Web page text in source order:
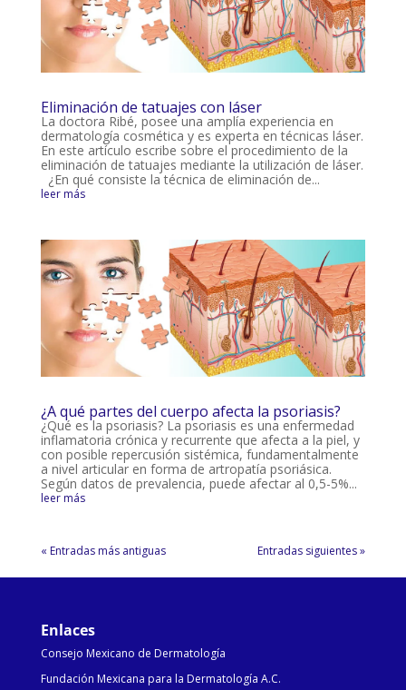
Eliminación de tatuajes con láser
La doctora Ribé, posee una amplía experiencia en
dermatología cosmética y es experta en técnicas láser.
En este artículo escribe sobre el procedimiento de la
eliminación de tatuajes mediante la utilización de láser.
¿En qué consiste la técnica de eliminación de...
leer más
¿A qué partes del cuerpo afecta la psoriasis?
¿Qué es la psoriasis? La psoriasis es una enfermedad
inflamatoria crónica y recurrente que afecta a la piel, y
con posible repercusión sistémica, fundamentalmente
a nivel articular en forma de artropatía psoriásica.
Según datos de prevalencia, puede afectar al 0,5-5%...
leer más
« Entradas más antiguas Entradas siguientes »
Enlaces
Consejo Mexicano de Dermatología
Fundación Mexicana para la Dermatología A.C.